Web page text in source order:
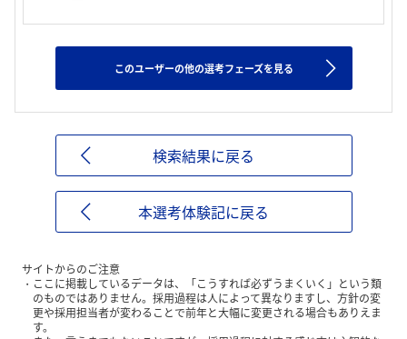
このユーザーの他の選考フェーズを見る
検索結果に戻る
本選考体験記に戻る
サイトからのご注意
ここに掲載しているデータは、「こうすれば必ずうまくいく」という類
のものではありません。採用過程は人によって異なりますし、方針の変
更や採用担当者が変わることで前年と大幅に変更される場合もありえま
す。